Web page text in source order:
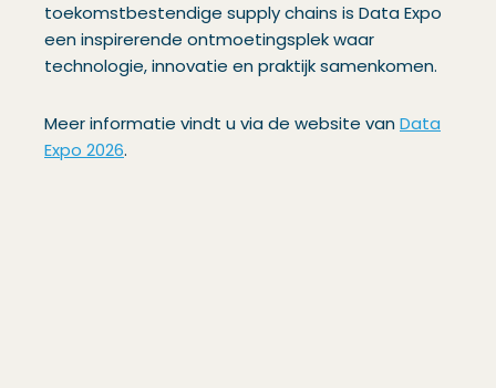
toekomstbestendige supply chains is Data Expo
een inspirerende ontmoetingsplek waar
technologie, innovatie en praktijk samenkomen.
Meer informatie vindt u via de website van Data
Expo 2026.